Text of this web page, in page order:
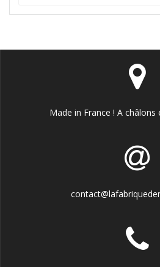
Made in France ! A châlons